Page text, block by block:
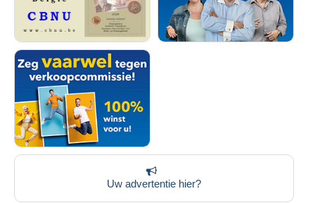
Uw advertentie hier?